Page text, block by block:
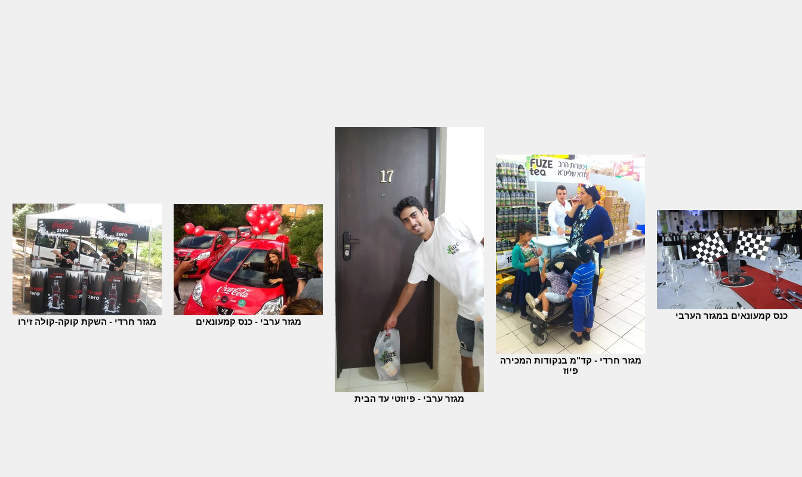
מגזר חרדי - השקת קוקה-קולה זירו מגזר ערבי - כנס קמעונאים
מגזר ערבי - פיוזטי עד הבית
מגזר חרדי - קד"מ בנקודות המכירה
פיוז
כנס קמעונאים במגזר הערבי